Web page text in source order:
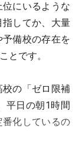
にいるような
してか、大量
備校の存在を
とです。
の「ゼロ限補
平日の朝1時間
化しているの